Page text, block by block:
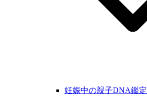
妊娠中の親子DNA鑑定